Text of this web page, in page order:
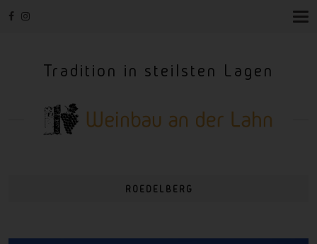
T
Tradition in steilsten Lagen
ROEDELBERG